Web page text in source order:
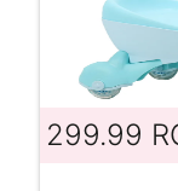
299.99